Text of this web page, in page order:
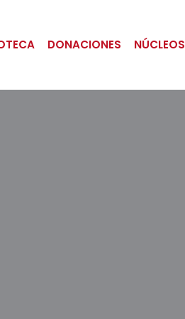
DONACIONES NÚCLEOS